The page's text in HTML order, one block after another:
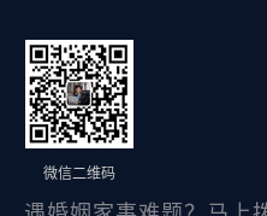
微信二维码